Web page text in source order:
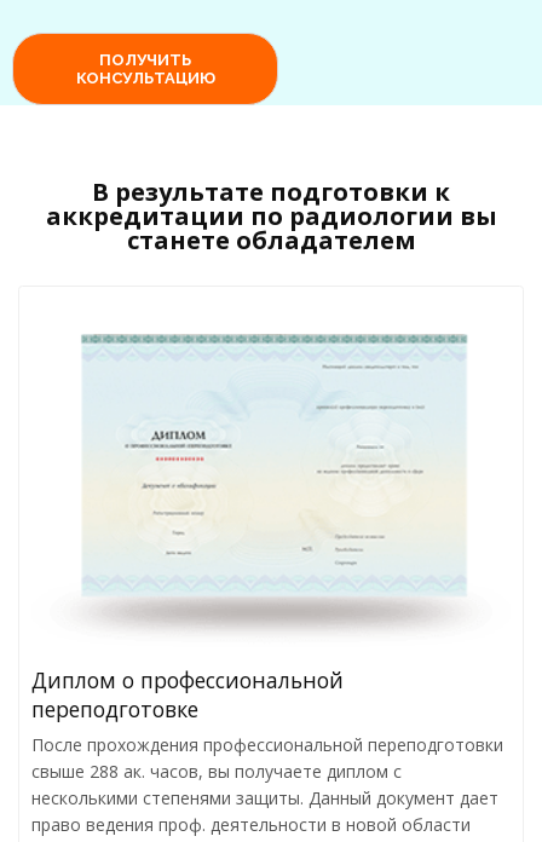
В результате подготовки к
аккредитации по радиологии вы
станете обладателем
Диплом о профессиональной
переподготовке
После прохождения профессиональной переподготовки
свыше 288 ак. часов, вы получаете диплом с
несколькими степенями защиты. Данный документ дает
право ведения проф. деятельности в новой области